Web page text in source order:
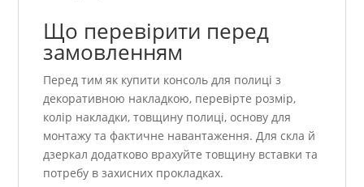
Що перевірити перед
замовленням
Перед тим як купити консоль для полиці з
декоративною накладкою, перевірте розмір,
колір накладки, товщину полиці, основу для
монтажу та фактичне навантаження. Для скла й
дзеркал додатково врахуйте товщину вставки та
потребу в захисних прокладках.